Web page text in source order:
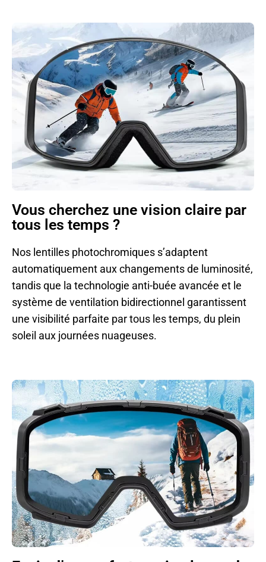
Vous cherchez une vision claire par
tous les temps ?
Nos lentilles photochromiques s’adaptent
automatiquement aux changements de luminosité,
tandis que la technologie anti-buée avancée et le
système de ventilation bidirectionnel garantissent
une visibilité parfaite par tous les temps, du plein
soleil aux journées nuageuses.